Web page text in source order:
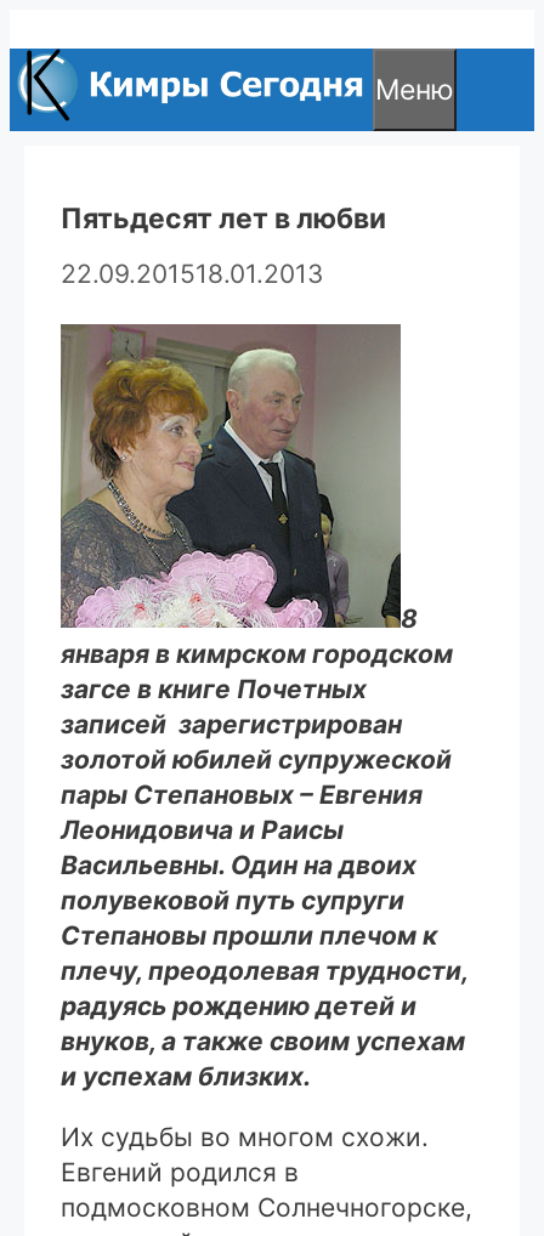
к
содержимому
Меню
Пятьдесят лет в любви
22.09.201518.01.2013
8
января в кимрском городском
загсе в книге Почетных
записей зарегистрирован
золотой юбилей супружеской
пары Степановых – Евгения
Леонидовича и Раисы
Васильевны. Один на двоих
полувековой путь супруги
Степановы прошли плечом к
плечу, преодолевая трудности,
радуясь рождению детей и
внуков, а также своим успехам
и успехам близких.
Их судьбы во многом схожи.
Евгений родился в
подмосковном Солнечногорске,